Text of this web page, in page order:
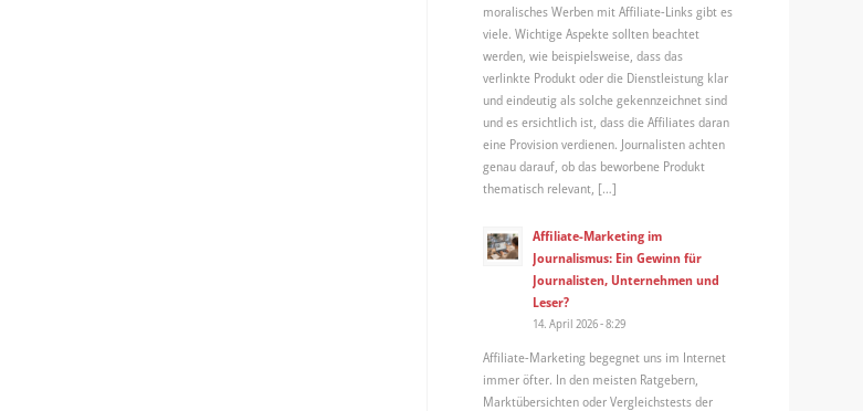
moralisches Werben mit Affiliate-Links gibt es
viele. Wichtige Aspekte sollten beachtet
werden, wie beispielsweise, dass das
verlinkte Produkt oder die Dienstleistung klar
und eindeutig als solche gekennzeichnet sind
und es ersichtlich ist, dass die Affiliates daran
eine Provision verdienen. Journalisten achten
genau darauf, ob das beworbene Produkt
thematisch relevant, […]
Affiliate-Marketing im
Journalismus: Ein Gewinn für
Journalisten, Unternehmen und
Leser?
14. April 2026 - 8:29
Affiliate-Marketing begegnet uns im Internet
immer öfter. In den meisten Ratgebern,
Marktübersichten oder Vergleichstests der